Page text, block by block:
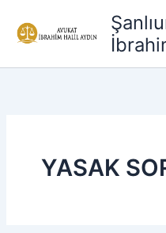
atla
YASAK